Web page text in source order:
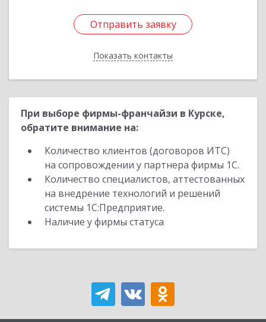
Отправить заявку
Показать контакты
Отправить заявку
Назад
При выборе фирмы-франчайзи в Курске,
обратите внимание на:
Количество клиентов (договоров ИТС)
на сопровождении у партнера фирмы 1С.
Количество специалистов, аттестованных
на внедрение технологий и решений
системы 1С:Предприятие.
Наличие у фирмы статуса